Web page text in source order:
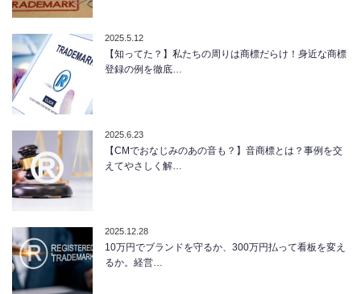
2025.5.12
【知ってた？】私たちの周りは商標だらけ！身近な商標
登録の例を徹底…
2025.6.23
【CMでおなじみのあの音も？】音商標とは？事例を交
えてやさしく解…
2025.12.28
10万円でブランドを守るか、300万円払って看板を変え
るか。経営…